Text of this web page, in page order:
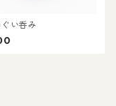
い呑み